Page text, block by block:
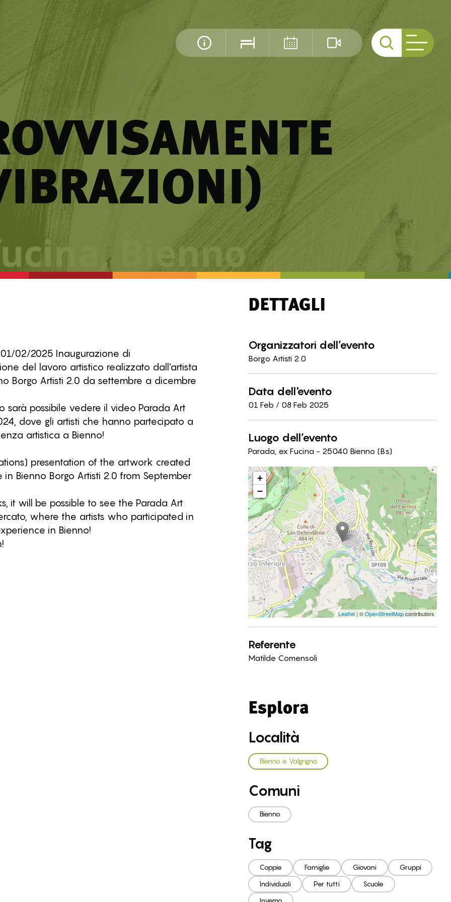
Cerca
01/02/2025 Inaugurazione di
del lavoro artistico realizzato dall’artista
Borgo Artisti 2.0 da settembre a dicembre
possibile vedere il video Parada Art
dove gli artisti che hanno partecipato a
artistica a Bienno!
presentation of the artwork created
Bienno Borgo Artisti 2.0 from September
it will be possible to see the Parada Art
where the artists who participated in
in Bienno!
DETTAGLI
Organizzatori dell’evento
Borgo Artisti 2.0
Data dell'evento
01 Feb / 08 Feb 2025
Luogo dell’evento
Parada, ex Fucina - 25040 Bienno (Bs)
+
−
Leaflet | ©OpenStreetMapcontributors
Referente
Matilde Comensoli
Esplora
Località
Bienno e Valgrigna
Comuni
Bienno
Tag
Coppie Famiglie Giovani Gruppi
Individuali Per tutti Scuole
Inverno